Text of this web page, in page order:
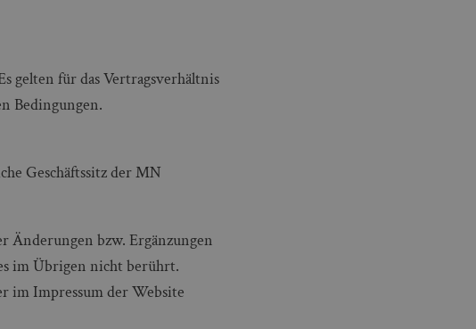
gelten für das Vertragsverhältnis
Bedingungen.
Geschäftssitz der MN
Änderungen bzw. Ergänzungen
im Übrigen nicht berührt.
im Impressum der Website